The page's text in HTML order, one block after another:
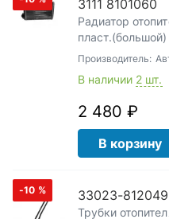
3111 8101060
Радиатор
Производитель:
В наличии 2 шт.
2 480 ₽
В корзину
-10 % 33023-
Трубки